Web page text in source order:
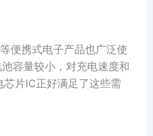
便携式电子产品也广泛使
容量较小，对充电速度和
片IC正好满足了这些需